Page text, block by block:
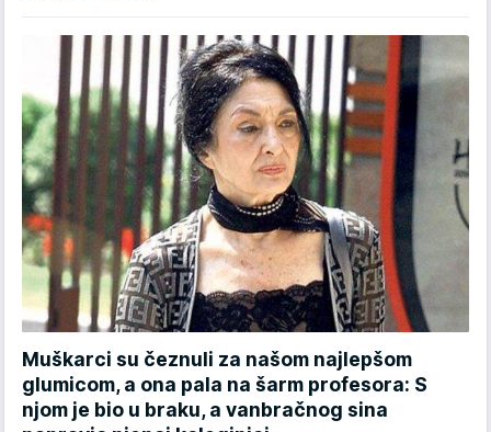
Muškarci su čeznuli za našom najlepšom
glumicom, a ona pala na šarm profesora: S
njom je bio u braku, a vanbračnog sina